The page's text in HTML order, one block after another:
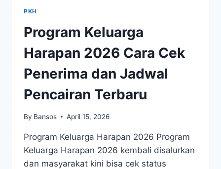
PKH
Program Keluarga
Harapan 2026 Cara Cek
Penerima dan Jadwal
Pencairan Terbaru
By Bansos April 15, 2026
Program Keluarga Harapan 2026 Program
Keluarga Harapan 2026 kembali disalurkan
dan masyarakat kini bisa cek status